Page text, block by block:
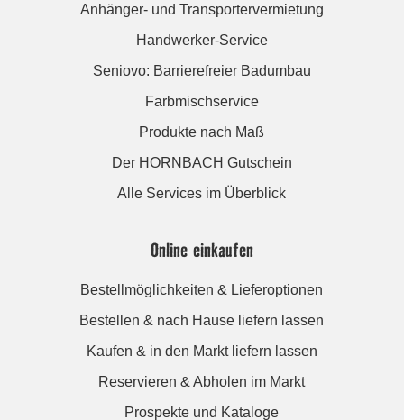
Anhänger- und Transportervermietung
Handwerker-Service
Seniovo: Barrierefreier Badumbau
Farbmischservice
Produkte nach Maß
Der HORNBACH Gutschein
Alle Services im Überblick
Online einkaufen
Bestellmöglichkeiten & Lieferoptionen
Bestellen & nach Hause liefern lassen
Kaufen & in den Markt liefern lassen
Reservieren & Abholen im Markt
Prospekte und Kataloge